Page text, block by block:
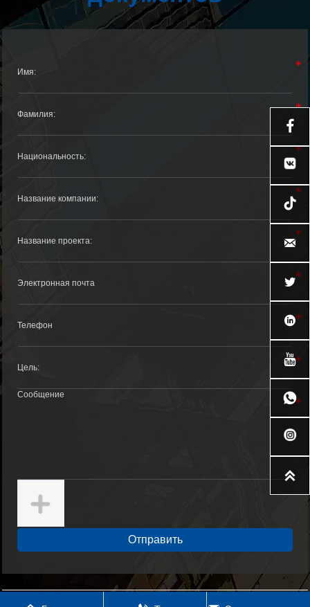
Отправить







